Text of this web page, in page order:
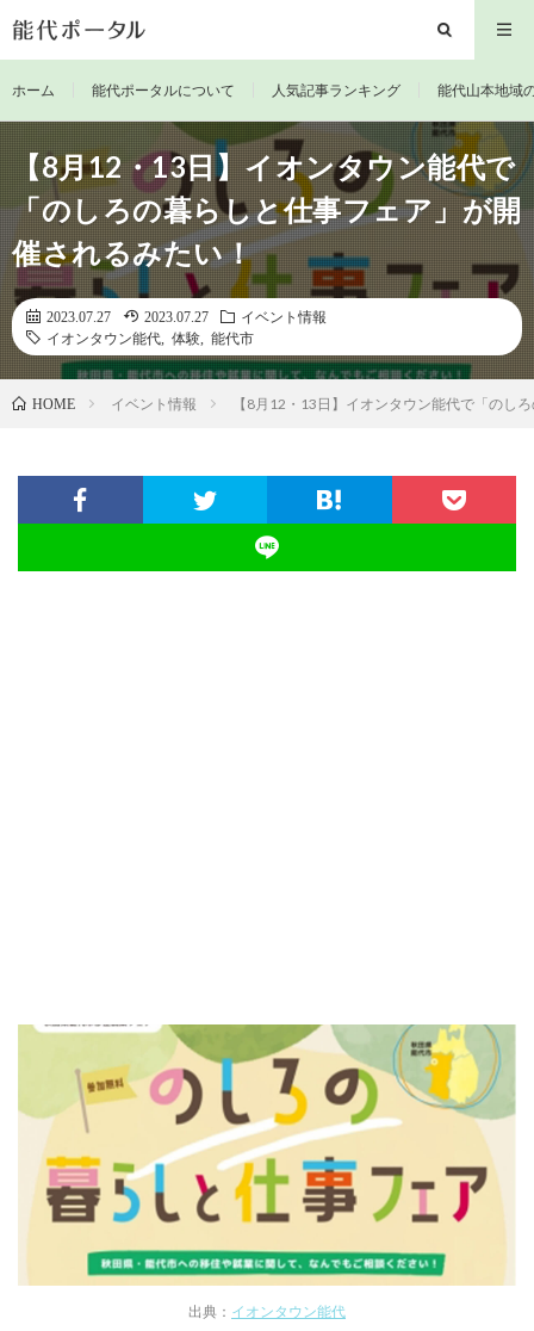
ホーム 能代ポータルについて 人気記事ランキング 能代山本地域
【8月12・13日】イオンタウン能代で
「のしろの暮らしと仕事フェア」が開
催されるみたい！
2023.07.27 2023.07.27
イベント情報
イオンタウン能代
体験 能代市
HOME イベント情報 【8月12・13日】イオンタウン能代で「のし
出典： イオンタウン能代